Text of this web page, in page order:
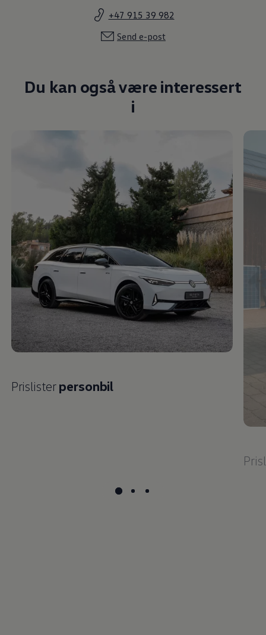
+47 915 39 982
Send e-post
Du kan også være interessert
i
Prislisterpersonbil